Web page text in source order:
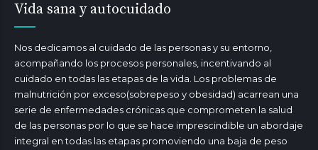
Vida sana y autocuidado
Nos dedicamos al cuidado de las personas y su entorno,
acompañando los procesos personales, incentivando al
cuidado en todas las etapas de la vida. Los problemas de
malnutrición por exceso(sobrepeso y obesidad) acarrean una
serie de enfermedades crónicas que comprometen la salud
de las personas por lo que se hace imprescindible un abordaje
integral en todas las etapas promoviendo una baja de peso